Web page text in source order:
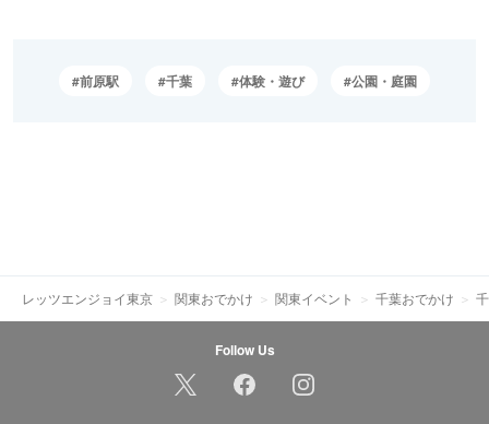
前原駅 千葉 体験・遊び 公園・庭園
レッツエンジョイ東京 関東おでかけ 関東イベント 千葉おでかけ
Follow Us